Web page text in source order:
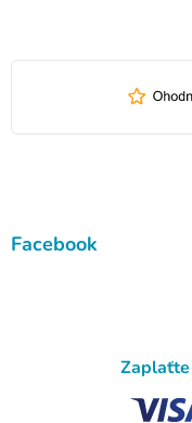
Facebook
Zaplaťte